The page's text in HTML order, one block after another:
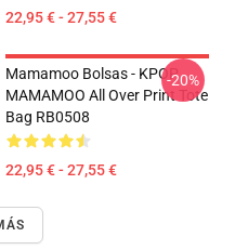
22,95 € - 27,55 €
Mamamoo Bolsas - KPOP
MAMAMOO All Over Print Tote
Bag RB0508
22,95 € - 27,55 €
-20%